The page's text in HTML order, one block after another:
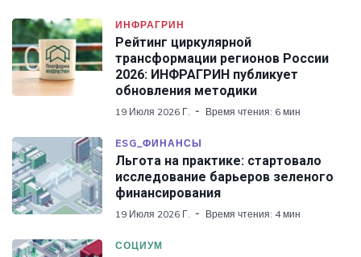
ИНФРАГРИН
Рейтинг циркулярной
трансформации регионов России
2026: ИНФРАГРИН публикует
обновления методики
19 Июля 2026 Г. Время чтения: 6 мин
ESG_ФИНАНСЫ
Льгота на практике: стартовало
исследование барьеров зеленого
финансирования
19 Июля 2026 Г. Время чтения: 4 мин
СОЦИУМ